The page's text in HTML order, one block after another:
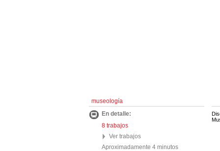
museología
En detalle:
8 trabajos
Ver trabajos
Aproximadamente 4 minutos